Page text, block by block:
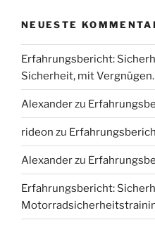
NEUESTE
Erfahrungsbericht:
Sicherheit, mit Vergnügen.
Alexanderzu
rideon zu
Alexanderzu
Erfahrungsbericht: